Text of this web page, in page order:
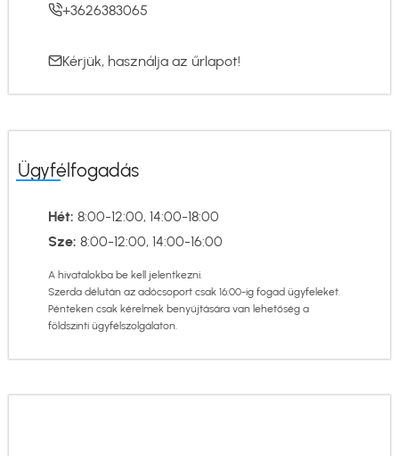
+3626383065
Kérjük, használja az űrlapot!
Ügyfélfogadás
Hét: 8:00-12:00, 14:00-18:00
Sze: 8:00-12:00, 14:00-16:00
A hivatalokba be kell jelentkezni.
Szerda délután az adócsoport csak 16:00-ig fogad ügyfeleket.
Pénteken csak kérelmek benyújtására van lehetőség a
földszinti ügyfélszolgálaton.